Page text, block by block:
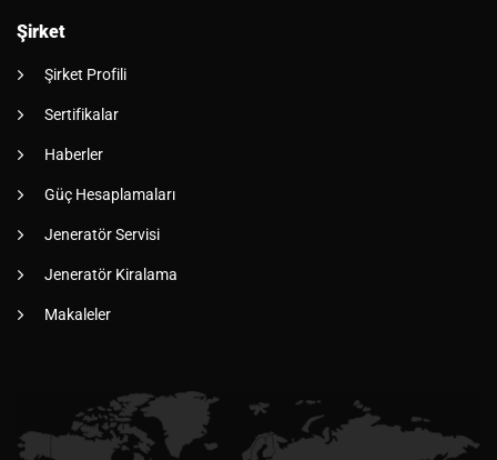
Şirket
Şirket Profili
Sertifikalar
Haberler
Güç Hesaplamaları
Jeneratör Servisi
Jeneratör Kiralama
Makaleler